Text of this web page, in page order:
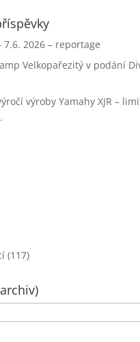
7.6. 2026 – reportage
Velkopařezitý v podání
výroby Yamahy XJR –
(117)